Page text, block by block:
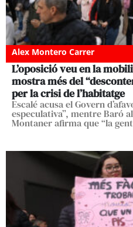
Alex Montero Carrer
L’oposició veu en la
mostra més del
per la crisi de l’habitatge
Escalé acusa el Govern
especulativa”, mentre Baró
Montaner afirma que “la